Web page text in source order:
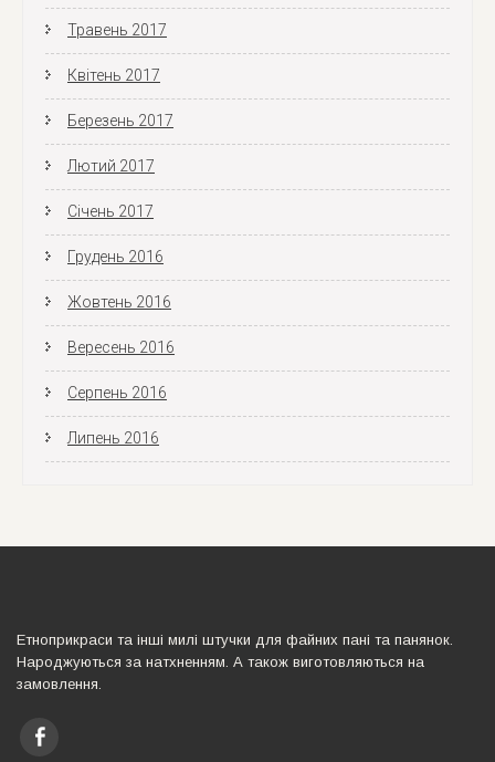
Травень 2017
Квітень 2017
Березень 2017
Лютий 2017
Січень 2017
Грудень 2016
Жовтень 2016
Вересень 2016
Серпень 2016
Липень 2016
Етноприкраси та iншi милi штучки для файних панi та панянок.
Народжуються за натхненням. А також виготовляються на
замовлення.